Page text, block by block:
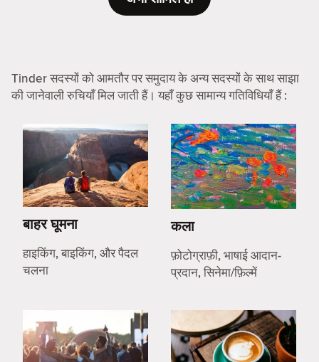
Tinder सदस्यों को आमतौर पर समुदाय के अन्य सदस्यों के साथ साझा
की जानेवाली रुचियाँ मिल जाती हैं। यहाँ कुछ सामान्य गतिविधियाँ हैं :
बाहर घूमना
हाइकिंग, बाइकिंग, और पैदल
चलना
कला
फ़ोटोग्राफ़ी, भाषाई आदान-
प्रदान, सिनेमा/फ़िल्में